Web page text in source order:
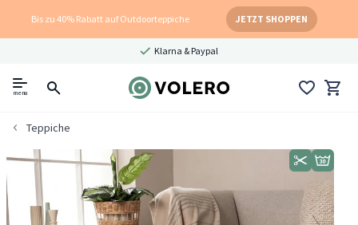
Bis zu 40% Rabatt auf Outdoorteppiche JETZT SHOPPEN
Klarna & Paypal
menu
Teppiche